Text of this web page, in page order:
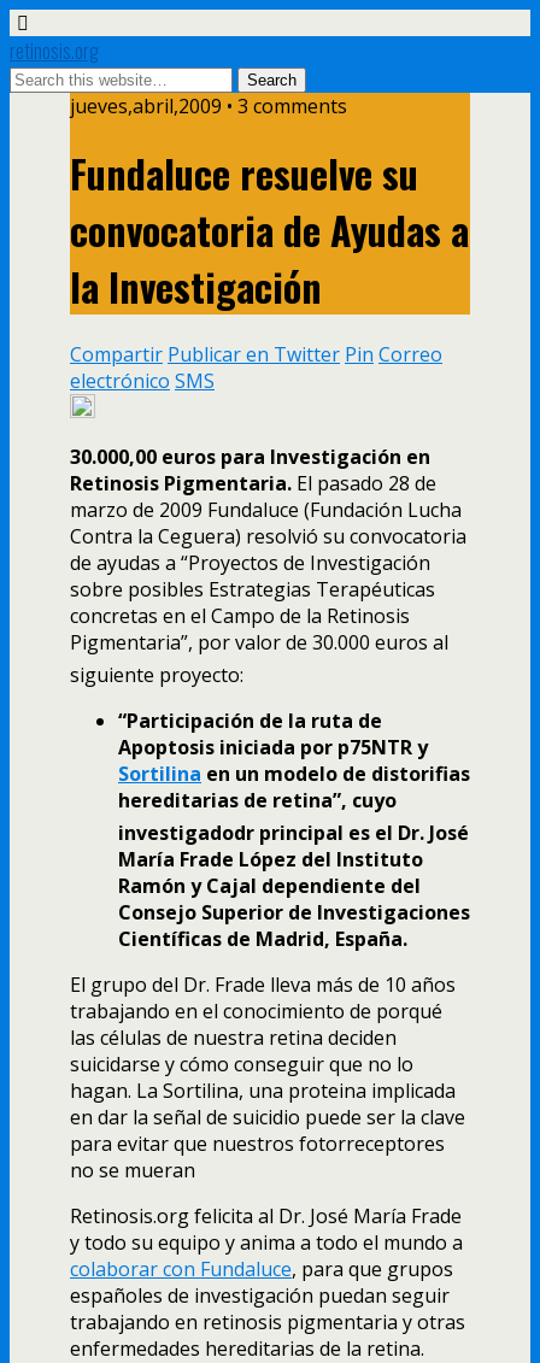
retinosis.org
jueves,abril,2009 • 3 comments
Fundaluce resuelve su
convocatoria de Ayudas a
la Investigación
Compartir Publicar en Twitter Pin Correo
electrónico SMS
30.000,00 euros para Investigación en
Retinosis Pigmentaria. El pasado 28 de
marzo de 2009 Fundaluce (Fundación Lucha
Contra la Ceguera) resolvió su convocatoria
de ayudas a “Proyectos de Investigación
sobre posibles Estrategias Terapéuticas
concretas en el Campo de la Retinosis
Pigmentaria”, por valor de 30.000 euros al
siguiente proyecto:
“Participación de la ruta de
Apoptosis iniciada por p75NTR y
Sortilina en un modelo de distorifias
hereditarias de retina”, cuyo
investigadodr principal es el Dr. José
Marí­a Frade López del Instituto
Ramón y Cajal dependiente del
Consejo Superior de Investigaciones
Cientí­ficas de Madrid, España.
El grupo del Dr. Frade lleva más de 10 años
trabajando en el conocimiento de porqué
las células de nuestra retina deciden
suicidarse y cómo conseguir que no lo
hagan. La Sortilina, una proteina implicada
en dar la señal de suicidio puede ser la clave
para evitar que nuestros fotorreceptores
no se mueran
Retinosis.org felicita al Dr. José Marí­a Frade
y todo su equipo y anima a todo el mundo a
colaborar con Fundaluce, para que grupos
españoles de investigación puedan seguir
trabajando en retinosis pigmentaria y otras
enfermedades hereditarias de la retina.